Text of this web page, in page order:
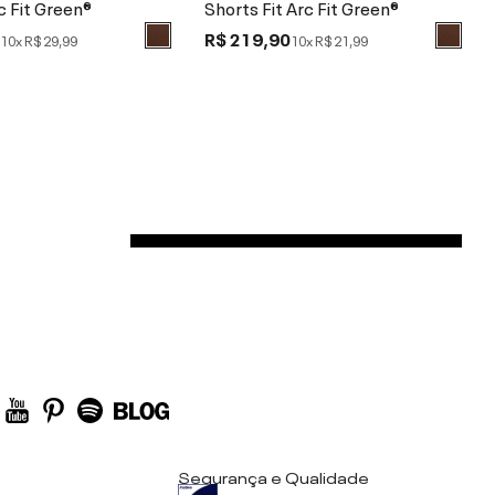
Fit Green®
10xR$ 29,99
Shorts Fit Arc Fit Green®
R$ 219,9010xR$ 21,99
Segurança e Qualidade